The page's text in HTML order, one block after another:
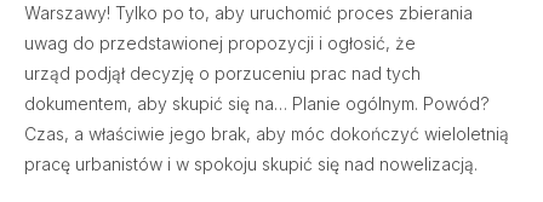
Warszawy! Tylko po to, aby uruchomić proces zbierania
uwag do przedstawionej propozycji i ogłosić, że
urząd podjął decyzję o porzuceniu prac nad tych
dokumentem, aby skupić się na… Planie ogólnym. Powód?
Czas, a właściwie jego brak, aby móc dokończyć wieloletnią
pracę urbanistów i w spokoju skupić się nad nowelizacją.